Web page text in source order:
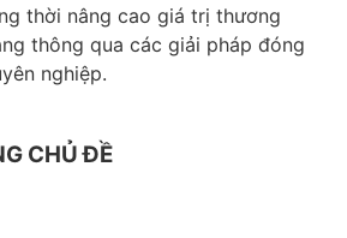
thời nâng cao giá trị thương
thông qua các giải pháp đóng
nghiệp.
CHỦ ĐỀ